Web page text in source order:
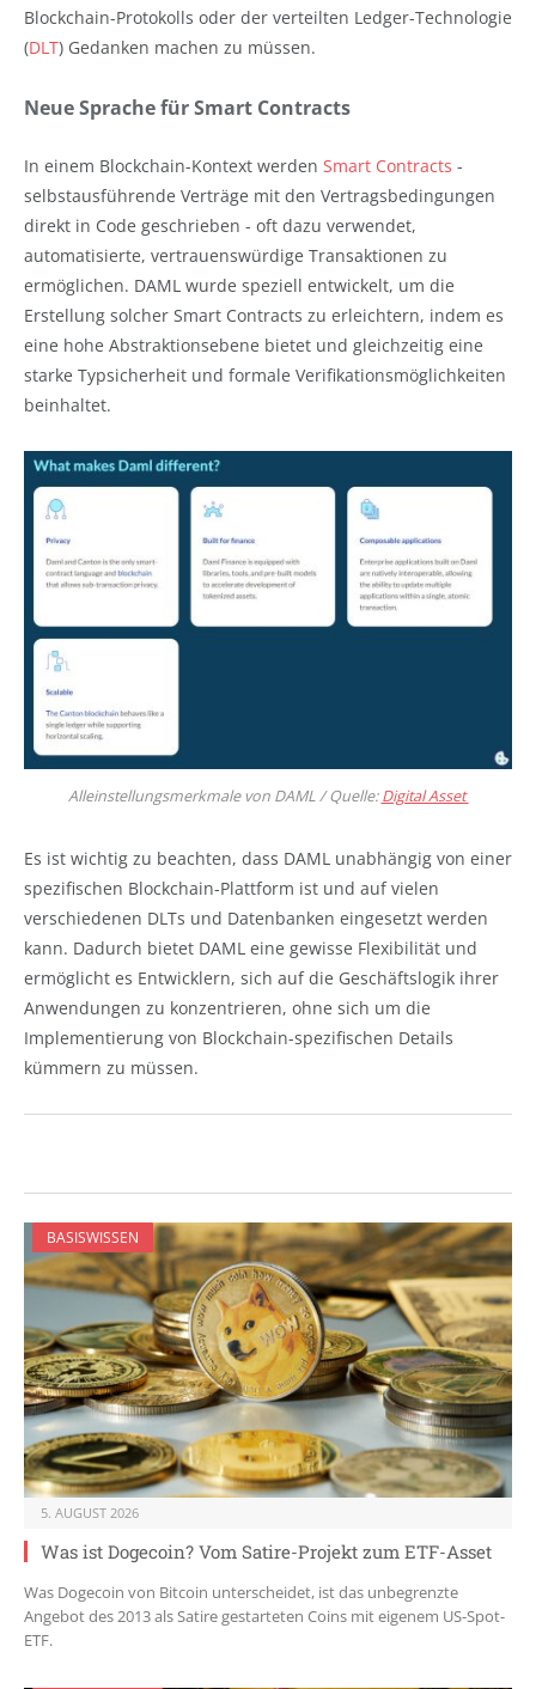
Blockchain-Protokolls oder der verteilten Ledger-Technologie
(DLT) Gedanken machen zu müssen.
Neue Sprache für Smart Contracts
In einem Blockchain-Kontext werden Smart Contracts -
selbstausführende Verträge mit den Vertragsbedingungen
direkt in Code geschrieben - oft dazu verwendet,
automatisierte, vertrauenswürdige Transaktionen zu
ermöglichen. DAML wurde speziell entwickelt, um die
Erstellung solcher Smart Contracts zu erleichtern, indem es
eine hohe Abstraktionsebene bietet und gleichzeitig eine
starke Typsicherheit und formale Verifikationsmöglichkeiten
beinhaltet.
Alleinstellungsmerkmale von DAML / Quelle:Digital Asset
Es ist wichtig zu beachten, dass DAML unabhängig von einer
spezifischen Blockchain-Plattform ist und auf vielen
verschiedenen DLTs und Datenbanken eingesetzt werden
kann. Dadurch bietet DAML eine gewisse Flexibilität und
ermöglicht es Entwicklern, sich auf die Geschäftslogik ihrer
Anwendungen zu konzentrieren, ohne sich um die
Implementierung von Blockchain-spezifischen Details
kümmern zu müssen.
BASISWISSEN
5. AUGUST 2026
Was ist Dogecoin? Vom Satire-Projekt zum ETF-Asset
Was Dogecoin von Bitcoin unterscheidet, ist das unbegrenzte
Angebot des 2013 als Satire gestarteten Coins mit eigenem US-Spot-
ETF.